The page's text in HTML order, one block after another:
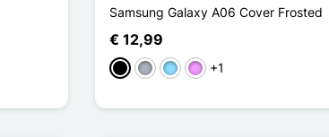
Samsung Galaxy A06 Cover Frosted
€ 12,99
ZwartGrijsLicht Blauw
Licht Violet
+1